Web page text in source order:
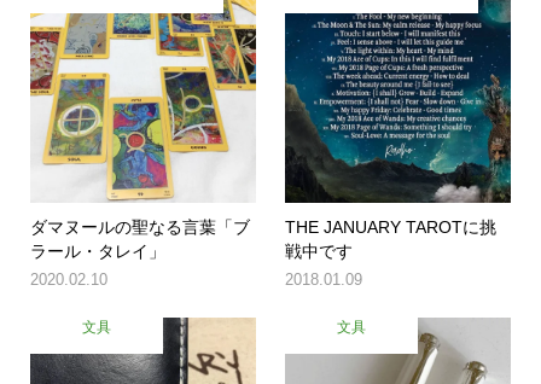
ダマヌールの聖なる言葉「ブ
ラール・タレイ」
2020.02.10
THE JANUARY TAROTに挑
戦中です
2018.01.09
文具 文具